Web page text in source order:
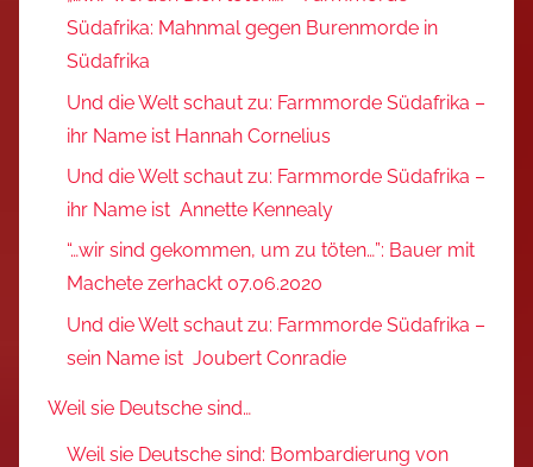
Südafrika: Mahnmal gegen Burenmorde in
Südafrika
Und die Welt schaut zu: Farmmorde Südafrika –
ihr Name ist Hannah Cornelius
Und die Welt schaut zu: Farmmorde Südafrika –
ihr Name ist Annette Kennealy
“…wir sind gekommen, um zu töten…”: Bauer mit
Machete zerhackt 07.06.2020
Und die Welt schaut zu: Farmmorde Südafrika –
sein Name ist Joubert Conradie
Weil sie Deutsche sind…
Weil sie Deutsche sind: Bombardierung von